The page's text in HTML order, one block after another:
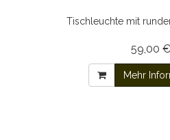
Tischleuchte mit
59,00
Mehr